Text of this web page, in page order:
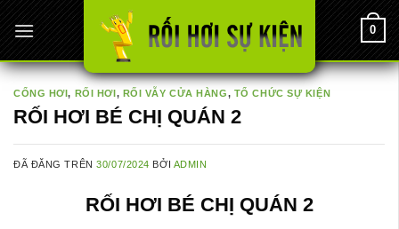
Chuyển
đến
nội
dung
0
CỔNG HƠI, RỐI HƠI, RỐI VẪY CỬA HÀNG, TỔ CHỨC SỰ KIỆN
RỐI HƠI BÉ CHỊ QUÁN 2
ĐÃ ĐĂNG TRÊN30/07/2024 BỞI ADMIN
RỐI HƠI BÉ CHỊ QUÁN 2